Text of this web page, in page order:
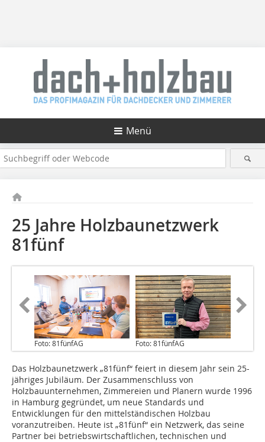
Menü
25 Jahre Holzbaunetzwerk
81fünf
Foto: 81fünfAG Foto: 81fünfAG
Das Holzbaunetzwerk „81fünf“ feiert in diesem Jahr sein 25-
jähriges Jubiläum. Der Zusammenschluss von
Holzbauunternehmen, Zimmereien und Planern wurde 1996
in Hamburg gegründet, um neue Standards und
Entwicklungen für den mittelständischen Holzbau
voranzutreiben. Heute ist „81fünf“ ein Netzwerk, das seine
Partner bei betriebswirtschaftlichen, technischen und